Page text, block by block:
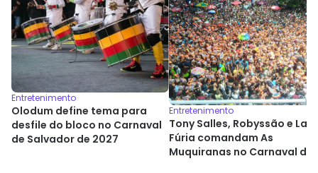
Entretenimento
Olodum define tema para
desfile do bloco no Carnaval
de Salvador de 2027
Entretenimento
Tony Salles, Robyssão e La
Fúria comandam As
Muquiranas no Carnaval de